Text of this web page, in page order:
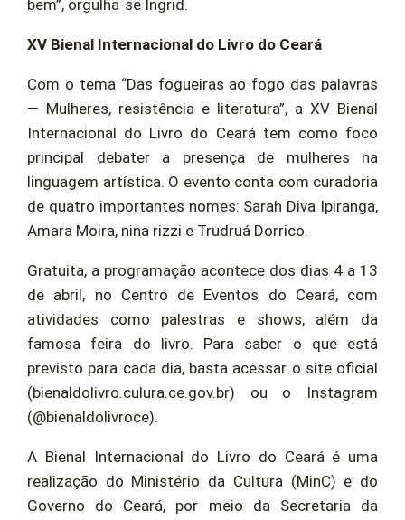
bem”, orgulha-se Ingrid.
XV Bienal Internacional do Livro do Ceará
Com o tema “Das fogueiras ao fogo das palavras
— Mulheres, resistência e literatura”, a XV Bienal
Internacional do Livro do Ceará tem como foco
principal debater a presença de mulheres na
linguagem artística. O evento conta com curadoria
de quatro importantes nomes: Sarah Diva Ipiranga,
Amara Moira, nina rizzi e Trudruá Dorrico.
Gratuita, a programação acontece dos dias 4 a 13
de abril, no Centro de Eventos do Ceará, com
atividades como palestras e shows, além da
famosa feira do livro. Para saber o que está
previsto para cada dia, basta acessar o site oficial
(bienaldolivro.culura.ce.gov.br) ou o Instagram
(@bienaldolivroce).
A Bienal Internacional do Livro do Ceará é uma
realização do Ministério da Cultura (MinC) e do
Governo do Ceará, por meio da Secretaria da